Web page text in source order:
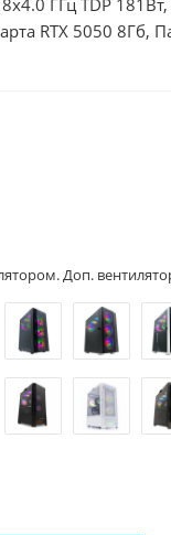
ГГц TDP
RTX 5050 8Гб,
600Вт
Доп.